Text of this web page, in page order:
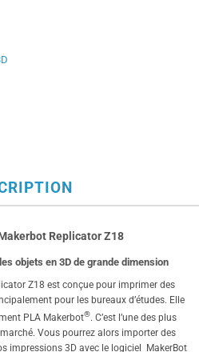
Replicator Z18
objets en 3D de grande dimension
Z18 est conçue pour imprimer des
pour les bureaux d’études. Elle
PLA Makerbot®. C’est l’une des plus
Vous pourrez alors importer des
impressions 3D avec le logiciel MakerBot